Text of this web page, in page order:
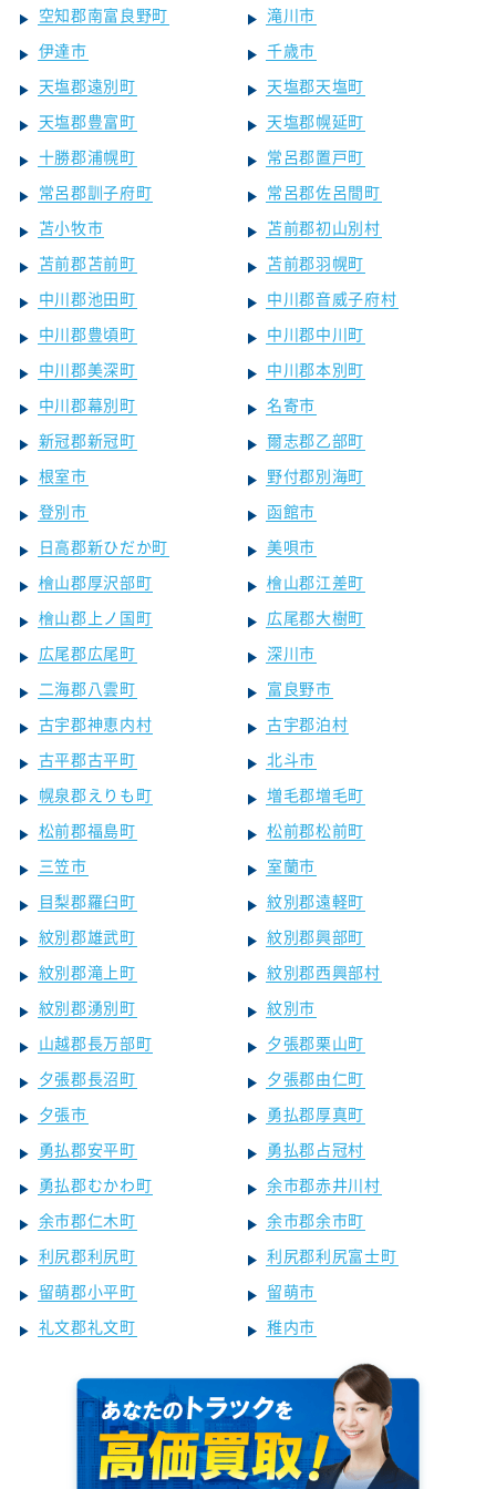
空知郡南富良野町
滝川市
伊達市
千歳市
天塩郡遠別町
天塩郡天塩町
天塩郡豊富町
天塩郡幌延町
十勝郡浦幌町
常呂郡置戸町
常呂郡訓子府町
常呂郡佐呂間町
苫小牧市
苫前郡初山別村
苫前郡苫前町
苫前郡羽幌町
中川郡池田町
中川郡音威子府村
中川郡豊頃町
中川郡中川町
中川郡美深町
中川郡本別町
中川郡幕別町
名寄市
新冠郡新冠町
爾志郡乙部町
根室市
野付郡別海町
登別市
函館市
日高郡新ひだか町
美唄市
檜山郡厚沢部町
檜山郡江差町
檜山郡上ノ国町
広尾郡大樹町
広尾郡広尾町
深川市
二海郡八雲町
富良野市
古宇郡神恵内村
古宇郡泊村
古平郡古平町
北斗市
幌泉郡えりも町
増毛郡増毛町
松前郡福島町
松前郡松前町
三笠市
室蘭市
目梨郡羅臼町
紋別郡遠軽町
紋別郡雄武町
紋別郡興部町
紋別郡滝上町
紋別郡西興部村
紋別郡湧別町
紋別市
山越郡長万部町
夕張郡栗山町
夕張郡長沼町
夕張郡由仁町
夕張市
勇払郡厚真町
勇払郡安平町
勇払郡占冠村
勇払郡むかわ町
余市郡赤井川村
余市郡仁木町
余市郡余市町
利尻郡利尻町
利尻郡利尻富士町
留萌郡小平町
留萌市
礼文郡礼文町
稚内市